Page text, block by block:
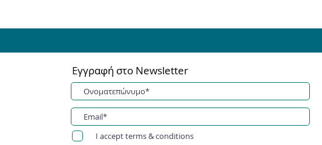
Εγγραφή στο Newsletter
I accept terms & conditions